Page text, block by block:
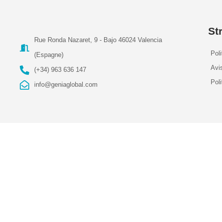
Rue Ronda Nazaret, 9 - Bajo 46024 Valencia
(Espagne)
(+34) 963 636 147
info@geniaglobal.com